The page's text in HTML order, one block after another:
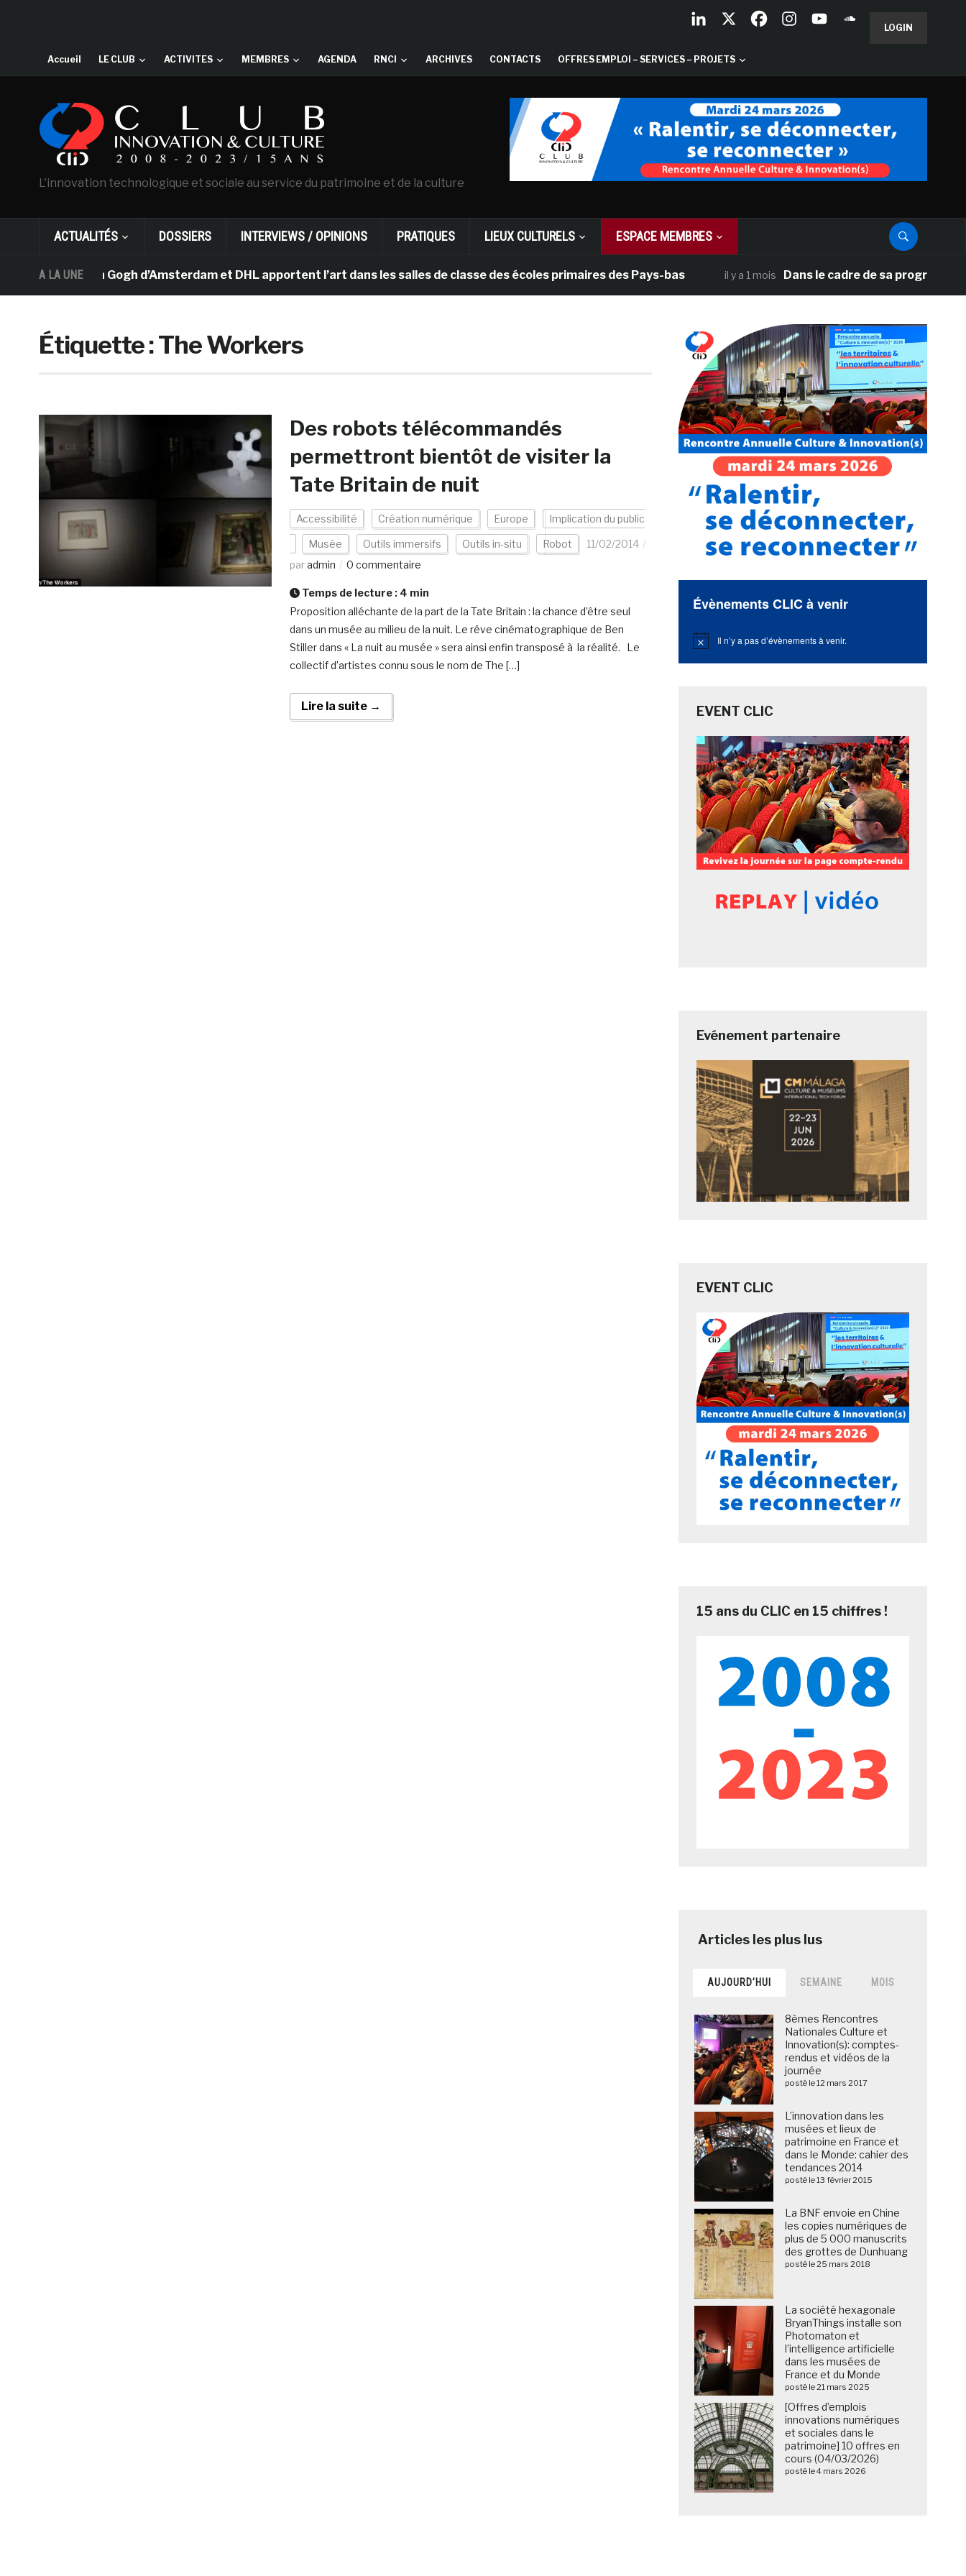
LOGIN
Accueil LE CLUB ACTIVITES MEMBRES AGENDA RNCI ARCHIVES CONTACTS OFFRES EMPLOI – SERVICES – PROJETS
L'innovation technologique et sociale au service du patrimoine et de la culture
ACTUALITÉS DOSSIERS INTERVIEWS / OPINIONS PRATIQUES LIEUX CULTURELS ESPACE MEMBRES
A LA UNE
musée Van Gogh d’Amsterdam et DHL apportent l’art dans les salles de classe des écoles primaires des Pays-bas il y a 1 mois Dans le cadre de sa programmation
Étiquette :The Workers
Des robots télécommandés
permettront bientôt de visiter la
Tate Britain de nuit
Accessibilité Création numérique Europe Implication du public
Musée Outils immersifs Outils in-situ Robot
11/02/2014
paradmin 0 commentaire
Temps de lecture : 4 min
Proposition alléchante de la part de la Tate Britain : la chance d’être seul
dans un musée au milieu de la nuit. Le rêve cinématographique de Ben
Stiller dans « La nuit au musée » sera ainsi enfin transposé à la réalité. Le
collectif d’artistes connu sous le nom de The […]
Lire la suite →
Évènements CLIC à venir
Notice Il n’y a pas d’évènements à venir.
EVENT CLIC
Evénement partenaire
EVENT CLIC
15 ans du CLIC en 15 chiffres !
AUJOURD’HUI SEMAINE MOIS
8èmes Rencontres
Nationales Culture et
Innovation(s): comptes-
rendus et vidéos de la
journée
posté le 12 mars 2017
L’innovation dans les
musées et lieux de
patrimoine en France et
dans le Monde: cahier des
tendances 2014
posté le 13 février 2015
La BNF envoie en Chine
les copies numériques de
plus de 5 000 manuscrits
des grottes de Dunhuang
posté le 25 mars 2018
La société hexagonale
BryanThings installe son
Photomaton et
l’intelligence artificielle
dans les musées de
France et du Monde
posté le 21 mars 2025
[Offres d’emplois
innovations numériques
et sociales dans le
patrimoine] 10 offres en
cours (04/03/2026)
posté le 4 mars 2026